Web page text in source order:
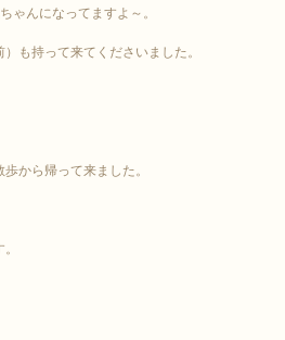
ゃんになってますよ～。
も持って来てくださいました。
から帰って来ました。